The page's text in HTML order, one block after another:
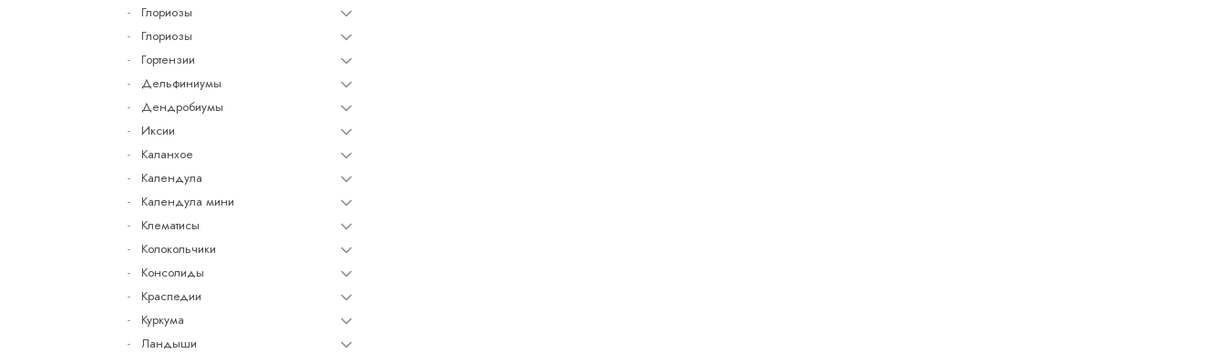
Глориозы
Глориозы
Гортензии
Дельфиниумы
Дендробиумы
Иксии
Каланхое
Календула
Календула мини
Клематисы
Колокольчики
Консолиды
Краспедии
Куркума
Ландыши